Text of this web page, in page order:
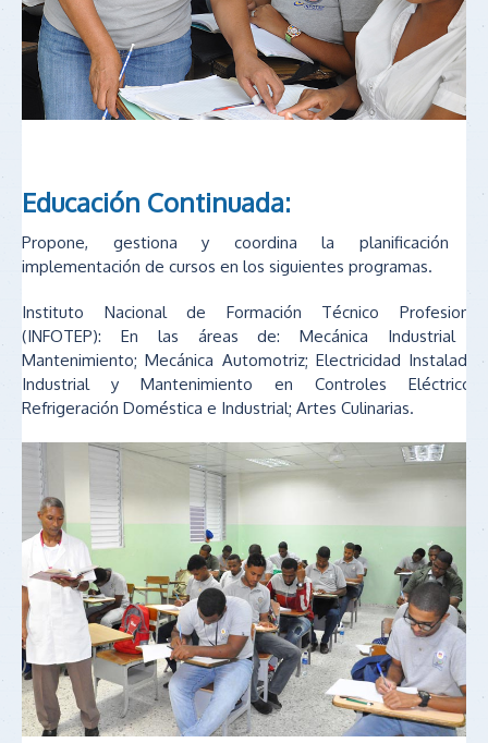
Educación Continuada:
Propone, gestiona y coordina la planificación e
implementación de cursos en los siguientes programas.
Instituto Nacional de Formación Técnico Profesional
(INFOTEP): En las áreas de: Mecánica Industrial y
Mantenimiento; Mecánica Automotriz; Electricidad Instalador
Industrial y Mantenimiento en Controles Eléctricos;
Refrigeración Doméstica e Industrial; Artes Culinarias.